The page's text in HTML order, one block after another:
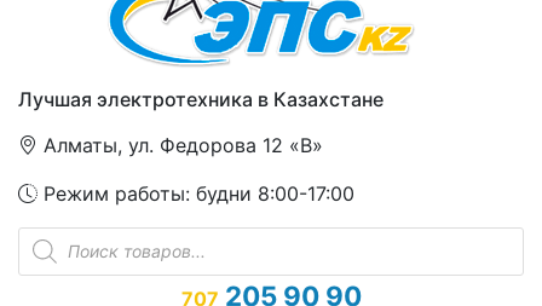
Лучшая электротехника в Казахстане
Алматы, ул. Федорова 12 «В»
Режим работы: будни 8:00-17:00
Поиск
товаров
707 205 90 90